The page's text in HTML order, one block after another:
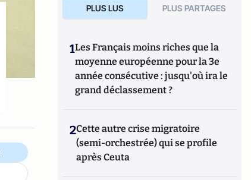
PLUS LUS PLUS PARTAGES
1Les Français moins riches que la
moyenne européenne pour la 3e
année consécutive : jusqu'où ira le
grand déclassement ?
2Cette autre crise migratoire
(semi-orchestrée) qui se profile
après Ceuta